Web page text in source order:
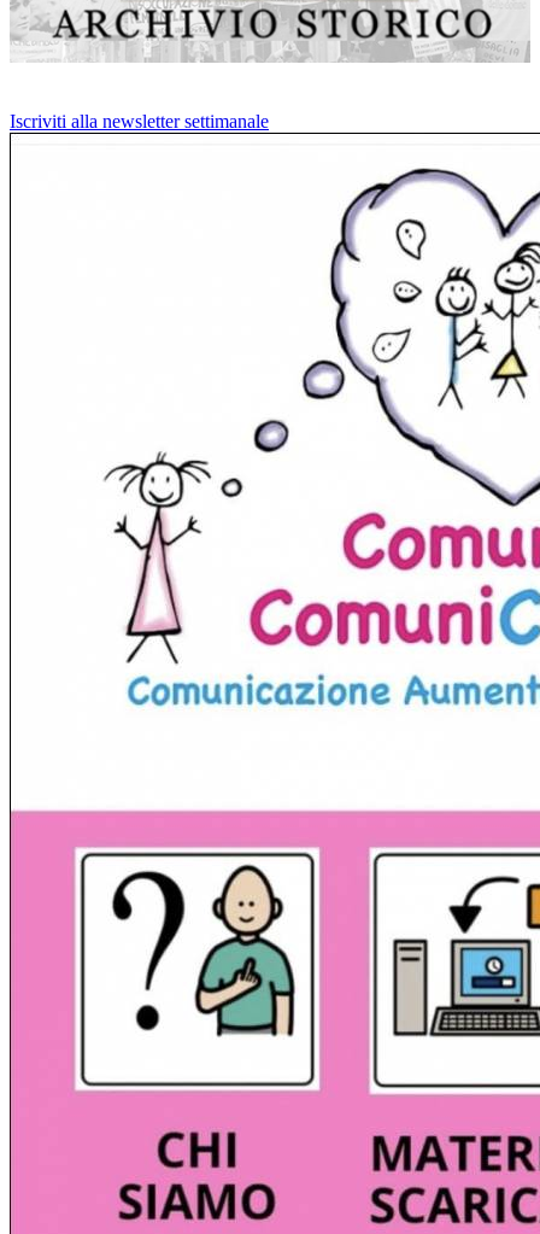
Iscriviti alla newsletter settimanale